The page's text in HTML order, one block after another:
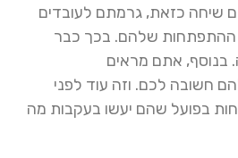
שיחה כזאת, גרמתם לעובדים
שלהם. בכך כבר
אתם מראים
חשובה לכם. וזה עוד לפני
בפועל שהם יעשו בעקבות מה